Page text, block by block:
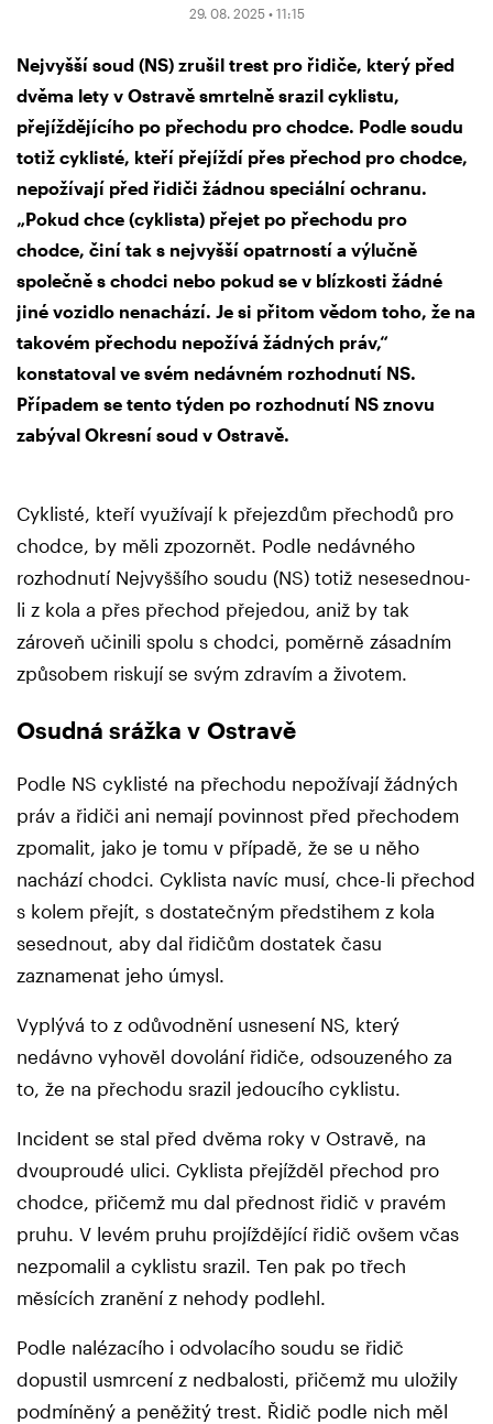
29. 08. 2025 • 11:15
Nejvyšší soud (NS) zrušil trest pro řidiče, který před
dvěma lety v Ostravě smrtelně srazil cyklistu,
přejíždějícího po přechodu pro chodce. Podle soudu
totiž cyklisté, kteří přejíždí přes přechod pro chodce,
nepožívají před řidiči žádnou speciální ochranu.
„Pokud chce (cyklista) přejet po přechodu pro
chodce, činí tak s nejvyšší opatrností a výlučně
společně s chodci nebo pokud se v blízkosti žádné
jiné vozidlo nenachází. Je si přitom vědom toho, že na
takovém přechodu nepožívá žádných práv,“
konstatoval ve svém nedávném rozhodnutí NS.
Případem se tento týden po rozhodnutí NS znovu
zabýval Okresní soud v Ostravě.
Cyklisté, kteří využívají k přejezdům přechodů pro
chodce, by měli zpozornět. Podle nedávného
rozhodnutí Nejvyššího soudu (NS) totiž nesesednou-
li z kola a přes přechod přejedou, aniž by tak
zároveň učinili spolu s chodci, poměrně zásadním
způsobem riskují se svým zdravím a životem.
Osudná srážka v Ostravě
Podle NS cyklisté na přechodu nepožívají žádných
práv a řidiči ani nemají povinnost před přechodem
zpomalit, jako je tomu v případě, že se u něho
nachází chodci. Cyklista navíc musí, chce-li přechod
s kolem přejít, s dostatečným předstihem z kola
sesednout, aby dal řidičům dostatek času
zaznamenat jeho úmysl.
Vyplývá to z odůvodnění usnesení NS, který
nedávno vyhověl dovolání řidiče, odsouzeného za
to, že na přechodu srazil jedoucího cyklistu.
Incident se stal před dvěma roky v Ostravě, na
dvouproudé ulici. Cyklista přejížděl přechod pro
chodce, přičemž mu dal přednost řidič v pravém
pruhu. V levém pruhu projíždějící řidič ovšem včas
nezpomalil a cyklistu srazil. Ten pak po třech
měsících zranění z nehody podlehl.
Podle nalézacího i odvolacího soudu se řidič
dopustil usmrcení z nedbalosti, přičemž mu uložily
podmíněný a peněžitý trest. Řidič podle nich měl